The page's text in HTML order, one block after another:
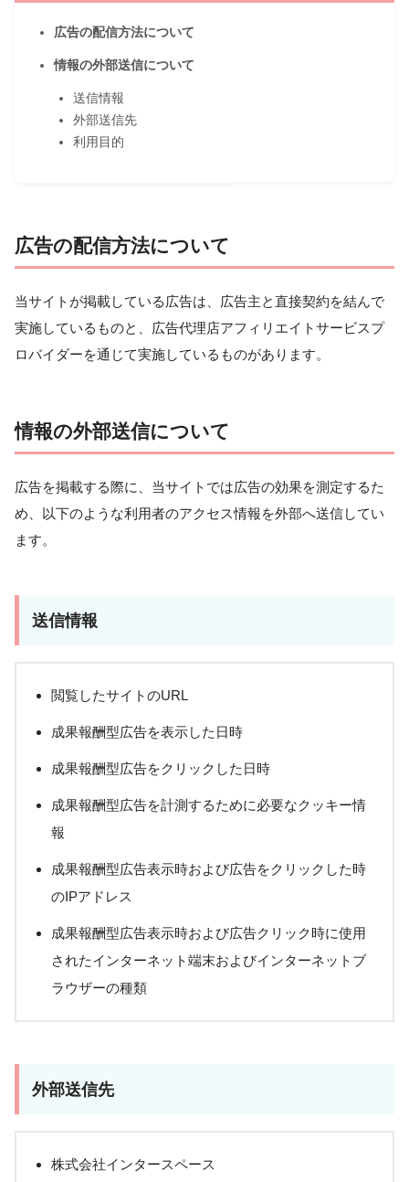
広告の配信方法について
情報の外部送信について
送信情報
外部送信先
利用目的
広告の配信方法について
当サイトが掲載している広告は、広告主と直接契約を結んで
実施しているものと、広告代理店アフィリエイトサービスプ
ロバイダーを通じて実施しているものがあります。
情報の外部送信について
広告を掲載する際に、当サイトでは広告の効果を測定するた
め、以下のような利用者のアクセス情報を外部へ送信してい
ます。
送信情報
閲覧したサイトのURL
成果報酬型広告を表示した日時
成果報酬型広告をクリックした日時
成果報酬型広告を計測するために必要なクッキー情
報
成果報酬型広告表示時および広告をクリックした時
のIPアドレス
成果報酬型広告表示時および広告クリック時に使用
されたインターネット端末およびインターネットブ
ラウザーの種類
外部送信先
株式会社インタースペース